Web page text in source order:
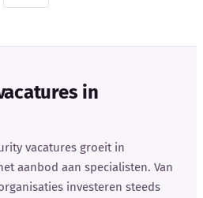
in
vacatures groeit in
aanbod aan specialisten. Van
investeren steeds